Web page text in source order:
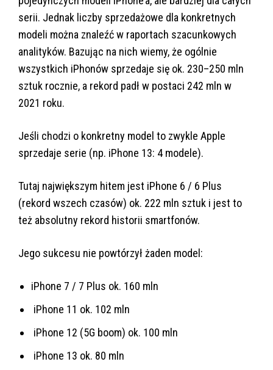
serii. Jednak liczby sprzedażowe dla konkretnych
modeli można znaleźć w raportach szacunkowych
analityków. Bazując na nich wiemy, że ogólnie
wszystkich iPhonów sprzedaje się ok. 230–250 mln
sztuk rocznie, a rekord padł w postaci 242 mln w
2021 roku.
Jeśli chodzi o konkretny model to zwykle Apple
sprzedaje serie (np. iPhone 13: 4 modele).
Tutaj największym hitem jest iPhone 6 / 6 Plus
(rekord wszech czasów) ok. 222 mln sztuk i jest to
też absolutny rekord historii smartfonów.
Jego sukcesu nie powtórzył żaden model:
iPhone 7 / 7 Plus ok. 160 mln
iPhone 11 ok. 102 mln
iPhone 12 (5G boom) ok. 100 mln
iPhone 13 ok. 80 mln